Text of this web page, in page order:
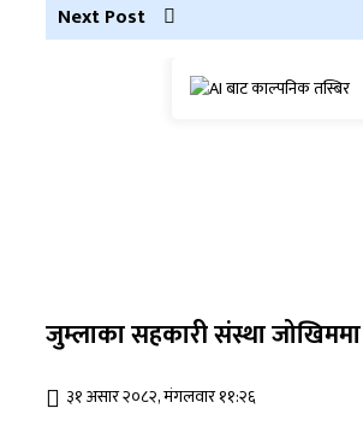
Next Post
जुम्लाका सहकारी संस्था जोखिममा
३१ असार २०८२, मंगलवार ११:२६